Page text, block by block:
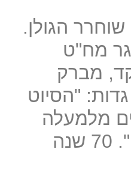
שוחרר הגולן.
מח"ט
, מברק
: "הסיוט
מלמעלה
". 70
שנה